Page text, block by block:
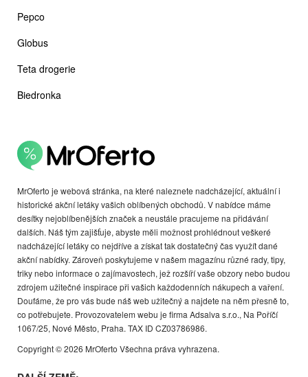
MrOferto je webová stránka, na které naleznete nadcházející, aktuální i
historické akční letáky vašich oblíbených obchodů. V nabídce máme
desítky nejoblíbenějších značek a neustále pracujeme na přidávání
dalších. Náš tým zajišťuje, abyste měli možnost prohlédnout veškeré
nadcházející letáky co nejdříve a získat tak dostatečný čas využít dané
akční nabídky. Zároveň poskytujeme v našem magazínu různé rady, tipy,
triky nebo informace o zajímavostech, jež rozšíří vaše obzory nebo budou
zdrojem užitečné inspirace při vašich každodenních nákupech a vaření.
Doufáme, že pro vás bude náš web užitečný a najdete na něm přesně to,
co potřebujete. Provozovatelem webu je firma Adsalva s.r.o., Na Poříčí
1067/25, Nové Město, Praha. TAX ID CZ03786986.
Copyright © 2026 MrOferto Všechna práva vyhrazena.
Pepco
Globus
Teta drogerie
Biedronka